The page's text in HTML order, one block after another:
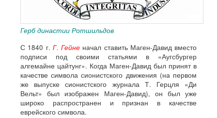
Герб династии Ротшильдов
С 1840 г. Г. Гейне начал ставить Маген-Давид вместо
подписи под своими статьями в «Аугсбургер
алгемайне цайтунг». Когда Маген-Давид был принят в
качестве символа сионистского движения (на первом
же выпуске сионистского журнала Т. Герцля «Ди
Вельт» был изображен Маген-Давид), он был уже
широко распространен и признан в качестве
еврейского символа.